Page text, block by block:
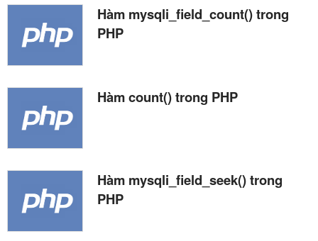
Hàm mysqli_field_count() trong
PHP
Hàm count() trong PHP
Hàm mysqli_field_seek() trong
PHP